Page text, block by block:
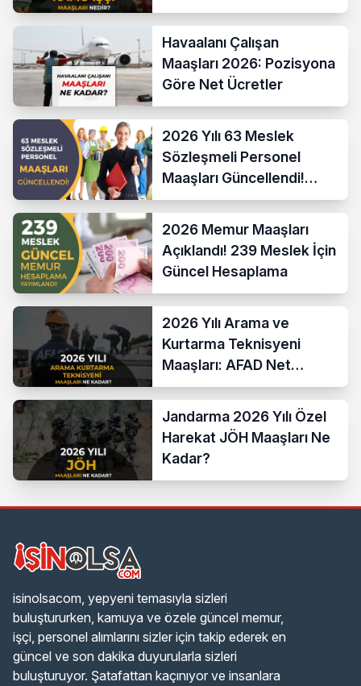
Havaalanı Çalışan
Maaşları 2026: Pozisyona
Göre Net Ücretler
2026 Yılı 63 Meslek
Sözleşmeli Personel
Maaşları Güncellendi!
Hesaplama Formülü ve
2026 Memur Maaşları
Açıklandı! 239 Meslek İçin
Güncel Hesaplama
2026 Yılı Arama ve
Kurtarma Teknisyeni
Maaşları: AFAD Net
Bordro Tablosu
Jandarma 2026 Yılı Özel
Harekat JÖH Maaşları Ne
Kadar?
isinolsacom, yepyeni temasıyla sizleri
buluştururken, kamuya ve özele güncel memur,
işçi, personel alımlarını sizler için takip ederek en
güncel ve son dakika duyurularla sizleri
buluşturuyor. Şatafattan kaçınıyor ve insanlara